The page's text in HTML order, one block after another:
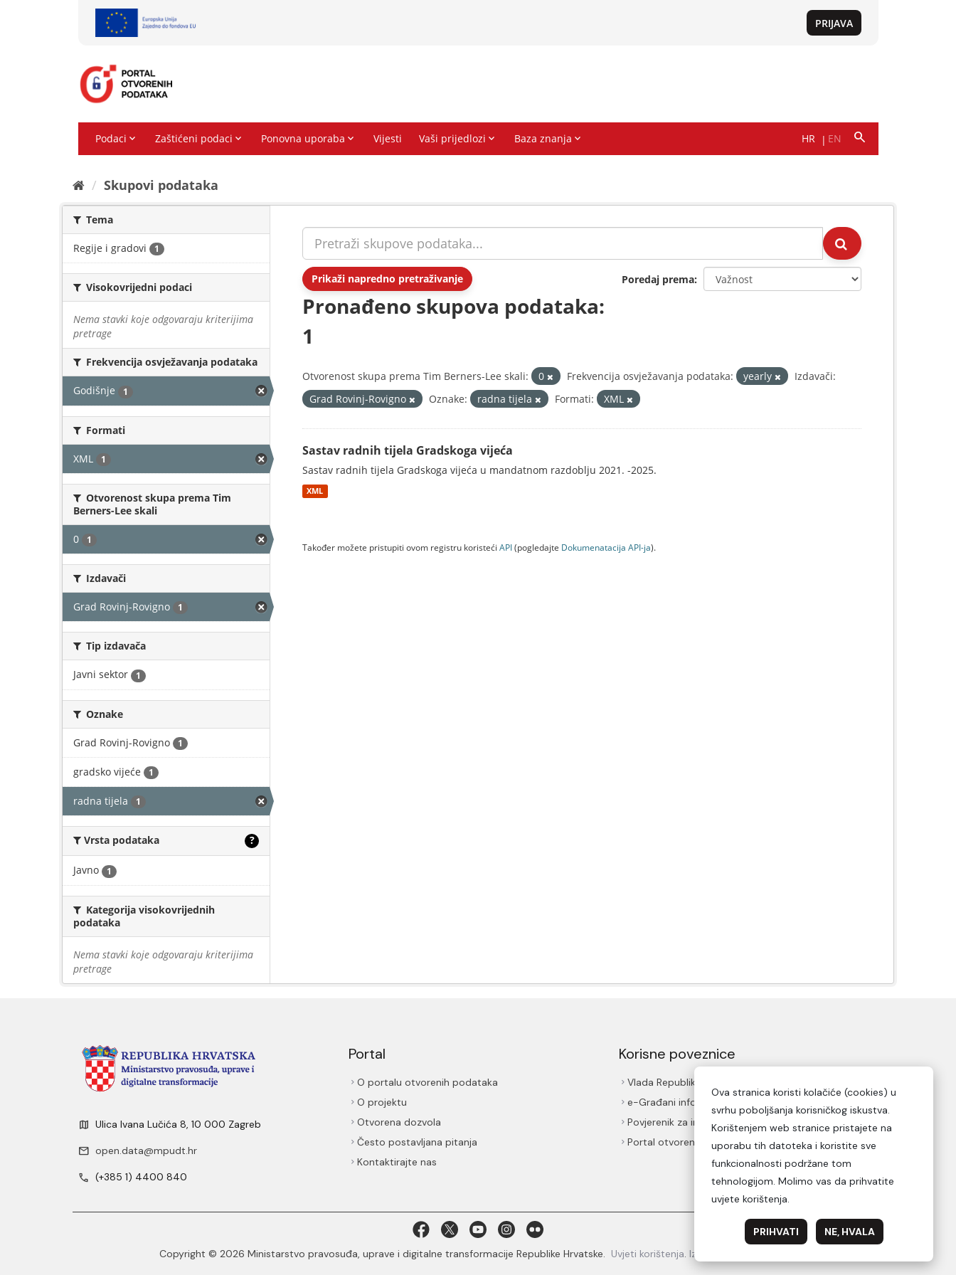
Skupovi podаtаkа
Tema
Regije i gradovi 1
Visokovrijedni podaci
Nema stavki koje odgovaraju kriterijima
pretrage
Frekvencija osvježavanja podataka
Godišnje 1
Formati
XML 1
Otvorenost skupa prema Tim
Berners-Lee skali
0 1
Izdavači
Grad Rovinj-Rovigno 1
Tip izdavača
Javni sektor 1
Oznake
Grad Rovinj-Rovigno 1
gradsko vijeće 1
radna tijela 1
Vrsta podataka ?
Javno 1
Kategorija visokovrijednih
podataka
Nema stavki koje odgovaraju kriterijima
pretrage
Prikaži napredno pretraživanje Poredaj prema
Pronađeno skupova podataka:
1
Otvorenost skupa prema Tim Berners-Lee skali: 0 Frekvencija osvježavanja podataka: yearly
Izdavači:
Grad Rovinj-Rovigno
Oznake: radna tijela Formati: XML
Sastav radnih tijela Gradskoga vijeća
Sastav radnih tijela Gradskoga vijeća u mandatnom razdoblju 2021. -2025.
XML
Također možete pristupiti ovom registru koristeći API(pogledajte Dokumenаtаcijа API-jа).